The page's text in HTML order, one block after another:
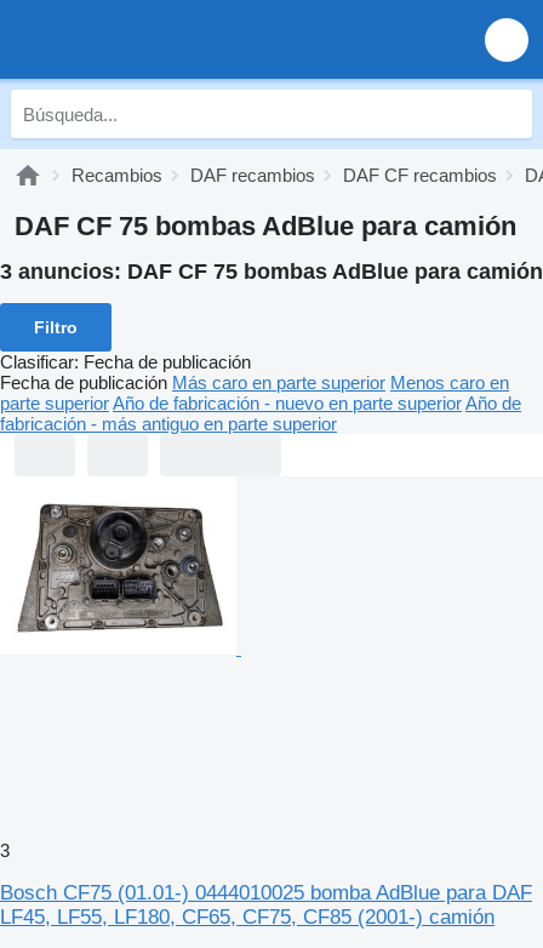
Recambios DAF recambios DAF CF recambios
DAF CF 75 bombas AdBlue para camión
3 anuncios: DAF CF 75 bombas AdBlue para camión
Filtro
Clasificar: Fecha de publicación
Fecha de publicación Más caro en parte superior Menos caro en
parte superiorAño de fabricación - nuevo en parte superiorAño de
fabricación - más antiguo en parte superior
3
Bosch CF75 (01.01-) 0444010025 bomba AdBlue para DAF
LF45, LF55, LF180, CF65, CF75, CF85 (2001-) camión